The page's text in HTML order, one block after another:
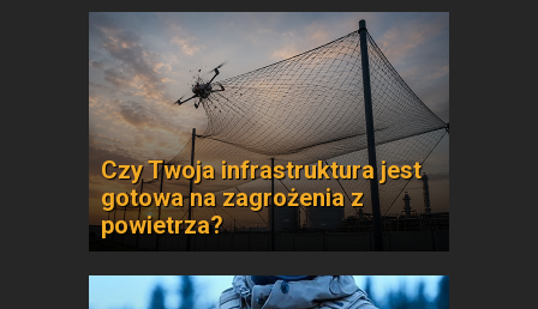
Czy Twoja infrastruktura jest
gotowa na zagrożenia z
powietrza?